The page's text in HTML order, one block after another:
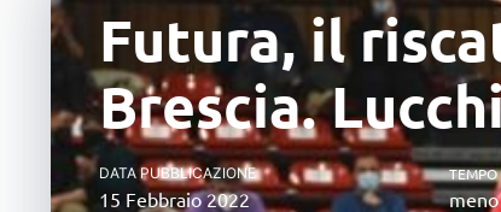
Futura, il
Brescia.
DATA PUBBLICAZIONE
15 Febbraio 2022